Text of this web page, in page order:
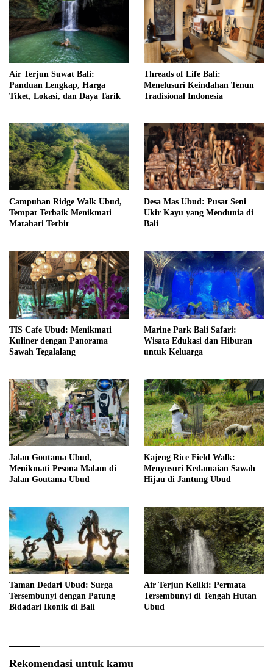
Air Terjun Suwat Bali:
Panduan Lengkap, Harga
Tiket, Lokasi, dan Daya Tarik
Threads of Life Bali:
Menelusuri Keindahan Tenun
Tradisional Indonesia
Campuhan Ridge Walk Ubud,
Tempat Terbaik Menikmati
Matahari Terbit
Desa Mas Ubud: Pusat Seni
Ukir Kayu yang Mendunia di
Bali
TIS Cafe Ubud: Menikmati
Kuliner dengan Panorama
Sawah Tegalalang
Marine Park Bali Safari:
Wisata Edukasi dan Hiburan
untuk Keluarga
Jalan Goutama Ubud,
Menikmati Pesona Malam di
Jalan Goutama Ubud
Kajeng Rice Field Walk:
Menyusuri Kedamaian Sawah
Hijau di Jantung Ubud
Taman Dedari Ubud: Surga
Tersembunyi dengan Patung
Bidadari Ikonik di Bali
Air Terjun Keliki: Permata
Tersembunyi di Tengah Hutan
Ubud
Rekomendasi untuk kamu